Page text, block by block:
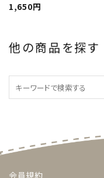
1,650円
他の商品を探す
会員規約